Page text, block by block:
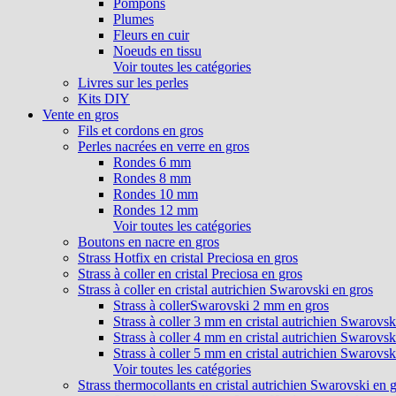
Pompons
Plumes
Fleurs en cuir
Noeuds en tissu
Voir toutes les catégories
Livres sur les perles
Kits DIY
Vente en gros
Fils et cordons en gros
Perles nacrées en verre en gros
Rondes 6 mm
Rondes 8 mm
Rondes 10 mm
Rondes 12 mm
Voir toutes les catégories
Boutons en nacre en gros
Strass Hotfix en cristal Preciosa en gros
Strass à coller en cristal Preciosa en gros
Strass à coller en cristal autrichien Swarovski en gros
Strass à collerSwarovski 2 mm en gros
Strass à coller 3 mm en cristal autrichien
Strass à coller 4 mm en cristal autrichien
Strass à coller 5 mm en cristal autrichien
Voir toutes les catégories
Strass thermocollants en cristal autrichien Swarovski en